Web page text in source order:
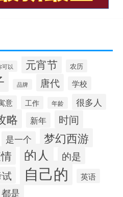
可以 元宵节 农历
品牌 唐代 学校
意 工作 年龄 很多人
略 新年 时间
是一个 梦幻西游
的人 的是
自己的 英语
都是